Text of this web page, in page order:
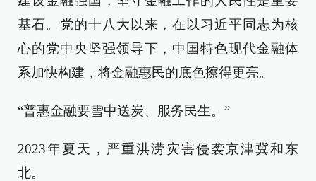
基石。党的十八大以来，在以习近平同志为核
心的党中央坚强领导下，中国特色现代金融体
系加快构建，将金融惠民的底色擦得更亮。
“普惠金融要雪中送炭、服务民生。”
2023年夏天，严重洪涝灾害侵袭京津冀和东
北。